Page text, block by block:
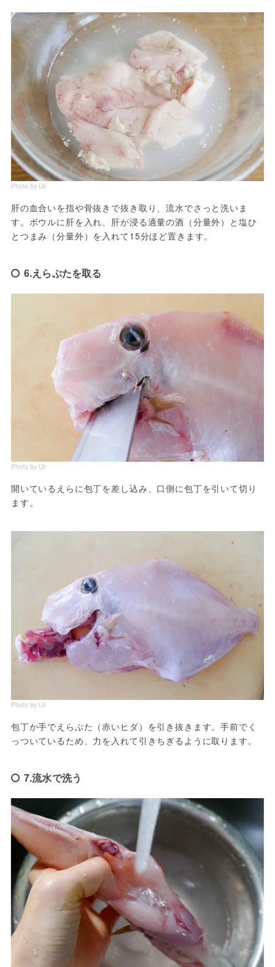
Photo by Uli
肝の血合いを指や骨抜きで抜き取り、流水でさっと洗いま
す。ボウルに肝を入れ、肝が浸る適量の酒（分量外）と塩ひ
とつまみ（分量外）を入れて15分ほど置きます。
6.えらぶたを取る
Photo by Uli
開いているえらに包丁を差し込み、口側に包丁を引いて切り
ます。
Photo by Uli
包丁か手でえらぶた（赤いヒダ）を引き抜きます。手前でく
っついているため、力を入れて引きちぎるように取ります。
7.流水で洗う